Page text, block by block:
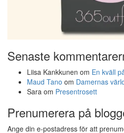
Senaste
Liisa Kankkunen om En kväll
Maud Tano om Damernas
Sara om Presentrosett
Prenumerera på
Ange din e-postadress för att